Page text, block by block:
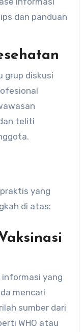
dan panduan
grup diskusi
teliti
yang
di atas:
informasi yang
mencari
sumber dari
WHO atau